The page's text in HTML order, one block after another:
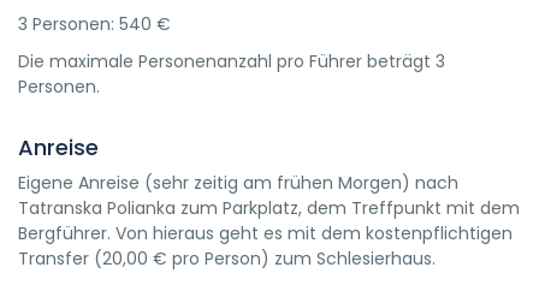
3 Personen: 540 €
Die maximale Personenanzahl pro Führer beträgt 3
Personen.
Anreise
Eigene Anreise (sehr zeitig am frühen Morgen) nach
Tatranska Polianka zum Parkplatz, dem Treffpunkt mit dem
Bergführer. Von hieraus geht es mit dem kostenpflichtigen
Transfer (20,00 € pro Person) zum Schlesierhaus.